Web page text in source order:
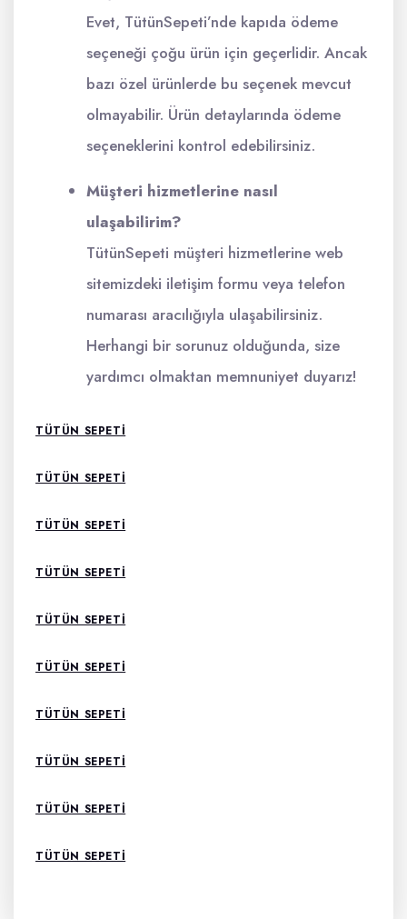
Evet, TütünSepeti’nde kapıda ödeme
seçeneği çoğu ürün için geçerlidir. Ancak
bazı özel ürünlerde bu seçenek mevcut
olmayabilir. Ürün detaylarında ödeme
seçeneklerini kontrol edebilirsiniz.
Müşteri hizmetlerine nasıl
ulaşabilirim?
TütünSepeti müşteri hizmetlerine web
sitemizdeki iletişim formu veya telefon
numarası aracılığıyla ulaşabilirsiniz.
Herhangi bir sorunuz olduğunda, size
yardımcı olmaktan memnuniyet duyarız!
TÜTÜN SEPETI
TÜTÜN SEPETI
TÜTÜN SEPETI
TÜTÜN SEPETI
TÜTÜN SEPETI
TÜTÜN SEPETI
TÜTÜN SEPETI
TÜTÜN SEPETI
TÜTÜN SEPETI
TÜTÜN SEPETI